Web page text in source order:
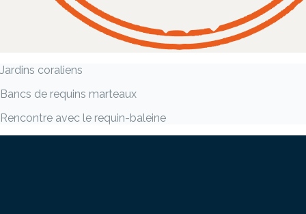
Jardins coraliens
Bancs de requins marteaux
Rencontre avec le requin-baleine